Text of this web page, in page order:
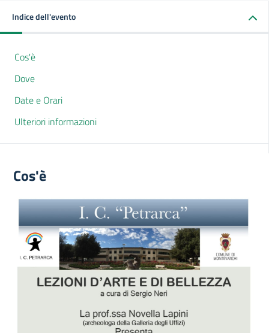
Indice dell'evento
Cos'è
Dove
Date e Orari
Ulteriori informazioni
Cos'è